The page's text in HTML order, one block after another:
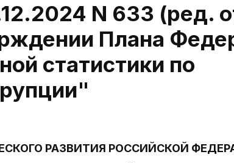
N 633 (ред.
Плана
статистики по
РАЗВИТИЯ РОССИЙСКОЙ